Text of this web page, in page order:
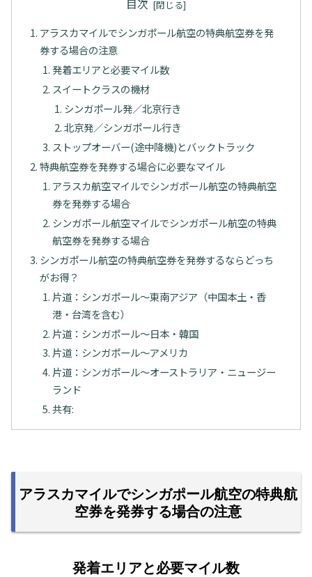
目次
アラスカマイルでシンガポール航空の特典航空券を発
券する場合の注意
発着エリアと必要マイル数
スイートクラスの機材
シンガポール発／北京行き
北京発／シンガポール行き
ストップオーバー(途中降機)とバックトラック
特典航空券を発券する場合に必要なマイル
アラスカ航空マイルでシンガポール航空の特典航空
券を発券する場合
シンガポール航空マイルでシンガポール航空の特典
航空券を発券する場合
シンガポール航空の特典航空券を発券するならどっち
がお得？
片道：シンガポール～東南アジア（中国本土・香
港・台湾を含む）
片道：シンガポール～日本・韓国
片道：シンガポール～アメリカ
片道：シンガポール～オーストラリア・ニュージー
ランド
共有:
アラスカマイルでシンガポール航空の特典航
空券を発券する場合の注意
発着エリアと必要マイル数